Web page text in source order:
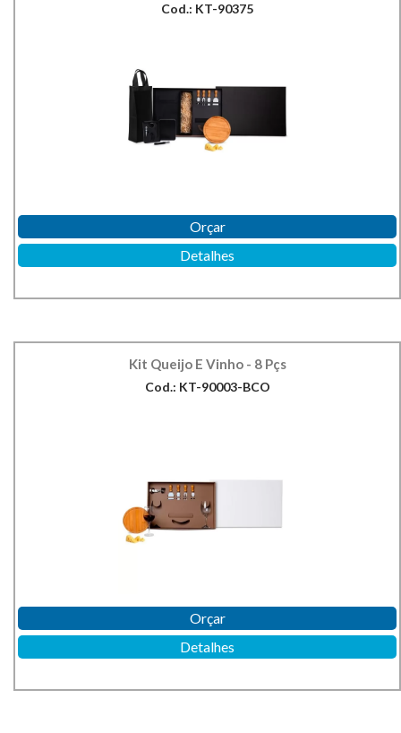
Cod.: KT-90375
Orçar
Detalhes
Kit Queijo E Vinho - 8 Pçs
Cod.: KT-90003-BCO
Orçar
Detalhes